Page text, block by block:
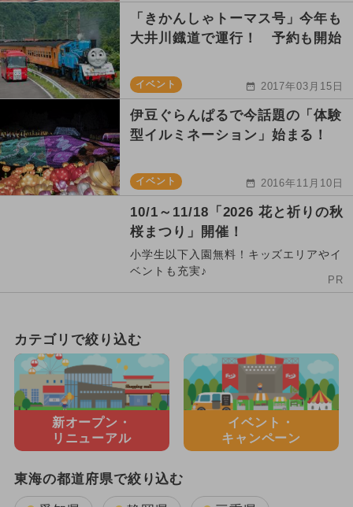
「きかんしゃトーマス号」今年も
大井川鐡道で運行！ 予約も開始
イベント 2017年03月15日
伊豆ぐらんぱるで今話題の「体験
型イルミネーション」始まる！
イベント 2016年11月10日
10/1～11/18「2026 花と祈りの秋
桜まつり」開催！
小学生以下入園無料！キッズエリアやイ
ベントも充実♪
PR
カテゴリで絞り込む
新オープン・
リニューアル
イベント・
キャンペーン
東海の都道府県で絞り込む